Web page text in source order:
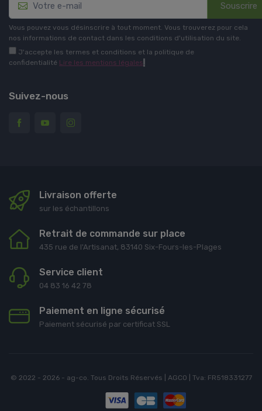
Souscrire
Vous pouvez vous désinscrire à tout moment. Vous trouverez pour cela
nos informations de contact dans les conditions d'utilisation du site.
J'accepte les termes et conditions et la politique de
confidentialité Lire les mentions légales.
Suivez-nous
Livraison offerte
sur les échantillons
Retrait de commande sur place
435 rue de l'Artisanat, 83140 Six-Fours-les-Plages
Service client
04 83 16 42 78
Paiement en ligne sécurisé
Paiement sécurisé par certificat SSL
© 2022 - 2026 - ag-co. Tous Droits Réservés | AGCO | Tva: FR518331277